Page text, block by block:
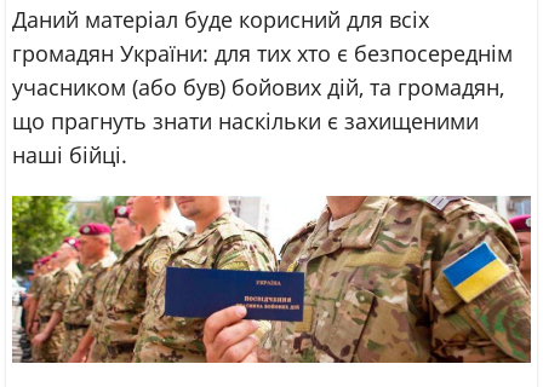
Даний матеріал буде корисний для всіх
громадян України: для тих хто є безпосереднім
учасником (або був) бойових дій, та громадян,
що прагнуть знати наскільки є захищеними
наші бійці.